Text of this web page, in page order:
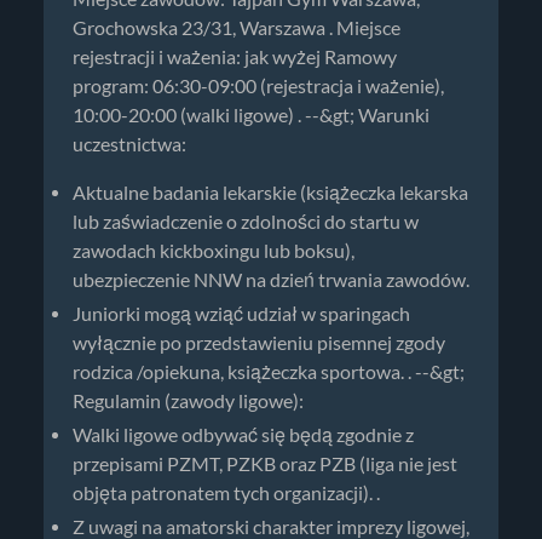
Grochowska 23/31, Warszawa . Miejsce
rejestracji i ważenia: jak wyżej Ramowy
program: 06:30-09:00 (rejestracja i ważenie),
10:00-20:00 (walki ligowe) . --&gt; Warunki
uczestnictwa:
Aktualne badania lekarskie (książeczka lekarska
lub zaświadczenie o zdolności do startu w
zawodach kickboxingu lub boksu),
ubezpieczenie NNW na dzień trwania zawodów.
Juniorki mogą wziąć udział w sparingach
wyłącznie po przedstawieniu pisemnej zgody
rodzica /opiekuna, książeczka sportowa. . --&gt;
Regulamin (zawody ligowe):
Walki ligowe odbywać się będą zgodnie z
przepisami PZMT, PZKB oraz PZB (liga nie jest
objęta patronatem tych organizacji). .
Z uwagi na amatorski charakter imprezy ligowej,